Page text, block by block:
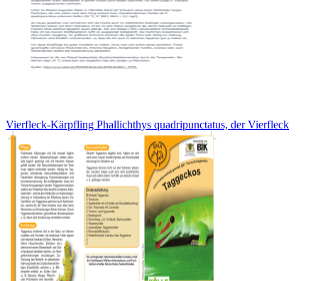
Vierfleck-Kärpfling Phallichthys quadripunctatus, der Vierfleck